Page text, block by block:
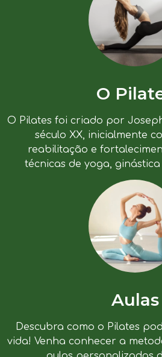
O
O Pilates foi criado por
século XX, inicialmente
reabilitação e
técnicas de yoga,
Aulas
Descubra como o Pilates
vida! Venha conhecer a